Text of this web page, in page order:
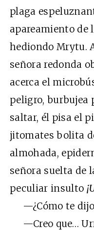
plaga
apareamiento de
hediondo Mrytu.
señora redonda
acerca el
peligro, burbujea
saltar, él pisa el
jitomates bolita
almohada,
señora suelta de
peculiar insulto
—¿Cómo te
—Creo que…